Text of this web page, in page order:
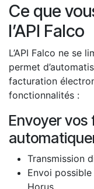
Ce que
l’API Falco
L’API Falco ne se
permet
facturation
fonctionnalités :
Envoyer vos
Transmission
Envoi
Horus.